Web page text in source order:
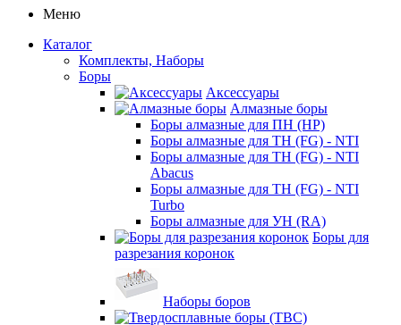
Меню
Каталог
Комплекты, Наборы
Боры
Аксессуары
Алмазные боры
Боры алмазные для ПН (HP)
Боры алмазные для ТН (FG) - NTI
Боры алмазные для ТН (FG) - NTI
Abacus
Боры алмазные для ТН (FG) - NTI
Turbo
Боры алмазные для УН (RA)
Боры для
разрезания коронок
Наборы боров